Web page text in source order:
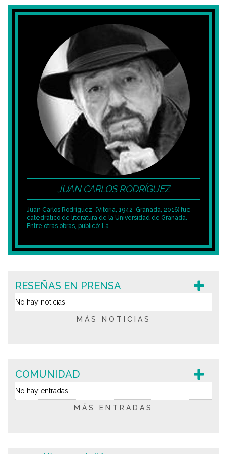
JUAN CARLOS RODRÍGUEZ
Juan Carlos Rodríguez (Vitoria, 1942-Granada, 2016) fue
catedrático de literatura de la Universidad de Granada.
Entre otras obras, publicó: La...
RESEÑAS EN PRENSA
No hay noticias
MÁS NOTICIAS
COMUNIDAD
No hay entradas
MÁS ENTRADAS